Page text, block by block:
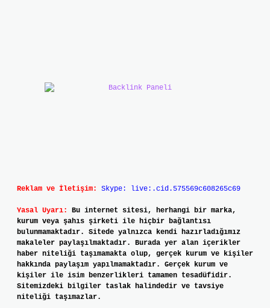
Reklam ve İletişim: Skype: live:.cid.575569c608265c69
Yasal Uyarı:
Bu internet sitesi, herhangi bir marka,
kurum veya şahıs şirketi ile hiçbir bağlantısı
bulunmamaktadır. Sitede yalnızca kendi hazırladığımız
makaleler paylaşılmaktadır. Burada yer alan içerikler
haber niteliği taşımamakta olup, gerçek kurum ve kişiler
hakkında paylaşım yapılmamaktadır. Gerçek kurum ve
kişiler ile isim benzerlikleri tamamen tesadüfidir.
Sitemizdeki bilgiler taslak halindedir ve tavsiye
niteliği taşımazlar.